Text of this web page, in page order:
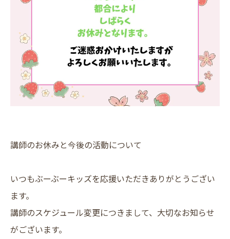
講師のお休みと今後の活動について
いつもぶーぶーキッズを応援いただきありがとうござい
ます。
講師のスケジュール変更につきまして、大切なお知らせ
がございます。